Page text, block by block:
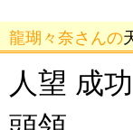
龍瑚々奈さんの
人望 成